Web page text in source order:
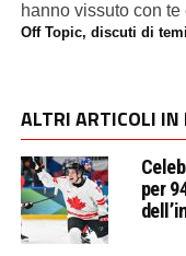
hanno vissuto con te
Off Topic, discuti di
ALTRI ARTICOLI IN
per